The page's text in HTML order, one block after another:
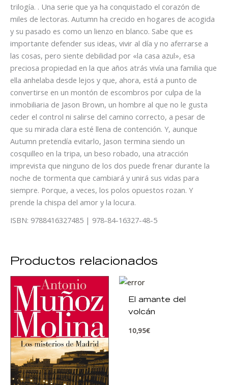
trilogía. . Una serie que ya ha conquistado el corazón de
miles de lectoras. Autumn ha crecido en hogares de acogida
y su pasado es como un lienzo en blanco. Sabe que es
importante defender sus ideas, vivir al día y no aferrarse a
las cosas, pero siente debilidad por «la casa azul», esa
preciosa propiedad en la que años atrás vivía una familia que
ella anhelaba desde lejos y que, ahora, está a punto de
convertirse en un montón de escombros por culpa de la
inmobiliaria de Jason Brown, un hombre al que no le gusta
ceder el control ni salirse del camino correcto, a pesar de
que su mirada clara esté llena de contención. Y, aunque
Autumn pretendía evitarlo, Jason termina siendo un
cosquilleo en la tripa, un beso robado, una atracción
imprevista que ninguno de los dos puede frenar durante la
noche de tormenta que cambiará y unirá sus vidas para
siempre. Porque, a veces, los polos opuestos rozan. Y
prende la chispa del amor y la locura.
ISBN: 9788416327485 | 978-84-16327-48-5
Productos relacionados
El amante del
volcán
10,95€